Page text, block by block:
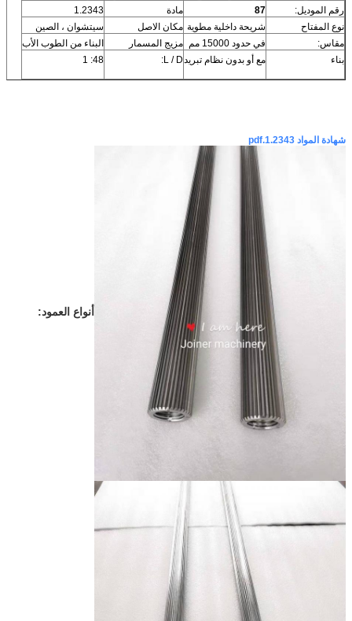
رقم الموديل:
87 مادة
1.2343
نوع المفتاح
شريحة داخلية مطوية مكان الاصل
سيتشوان ، الصين
مقاس:
في حدود 15000 مم مزيج المسمار
البناء من الطوب الأب
بناء
مع أو بدون نظام تبريدL / D:
48: 1
شهادة المواد 1.2343.pdf
أنواع العمود: